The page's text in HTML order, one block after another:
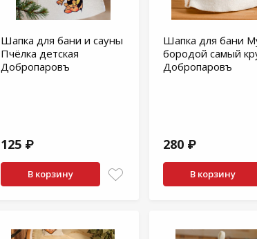
Шапка для бани и сауны
Пчёлка детская
Добропаровъ
125 ₽
В корзину
Шапка для бани
бородой самый
Добропаровъ
280 ₽
В корзину